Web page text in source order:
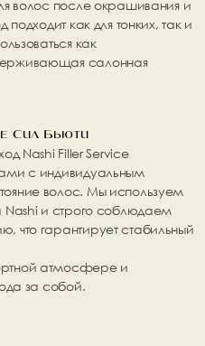
волос после окрашивания и
подходит как для тонких, так и
как
салонная
Сил Бьюти
Nashi Filler Service
с индивидуальным
волос. Мы используем
Nashi и строго соблюдаем
что гарантирует стабильный
атмосфере и
за собой.